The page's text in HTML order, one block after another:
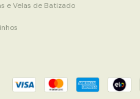
e Velas de Batizado